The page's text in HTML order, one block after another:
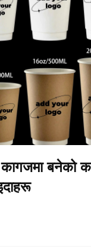
कागजमा बनेको